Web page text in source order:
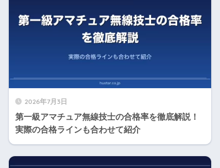
2026年7月3日
第一級アマチュア無線技士の合格率を徹底解説！
実際の合格ラインも合わせて紹介